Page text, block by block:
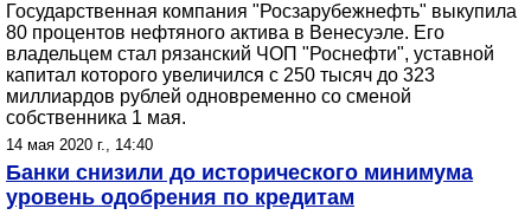
Государственная компания "Росзарубежнефть" выкупила
80 процентов нефтяного актива в Венесуэле. Его
владельцем стал рязанский ЧОП "Роснефти", уставной
капитал которого увеличился с 250 тысяч до 323
миллиардов рублей одновременно со сменой
собственника 1 мая.
14 мая 2020 г., 14:40
Банки снизили до исторического минимума
уровень одобрения по кредитам